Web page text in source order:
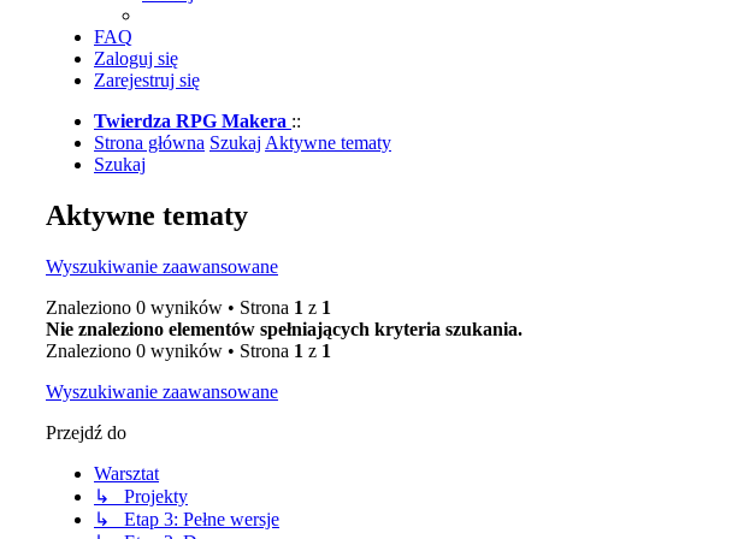
FAQ
Zaloguj się
Zarejestruj się
Twierdza RPG Makera ::
Strona główna Szukaj Aktywne tematy
Szukaj
Aktywne tematy
Wyszukiwanie zaawansowane
Znaleziono 0 wyników • Strona 1 z 1
Nie znaleziono elementów spełniających kryteria szukania.
Znaleziono 0 wyników • Strona 1 z 1
Wyszukiwanie zaawansowane
Przejdź do
Warsztat
↳ Projekty
↳ Etap 3: Pełne wersje